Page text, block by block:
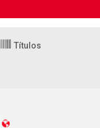
Títulos